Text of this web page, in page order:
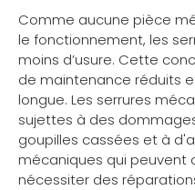
Comme aucune pièce
le fonctionnement, les
moins d’usure. Cette
de maintenance réduits
longue. Les serrures
sujettes à des
goupilles cassées et à
mécaniques qui
nécessiter des